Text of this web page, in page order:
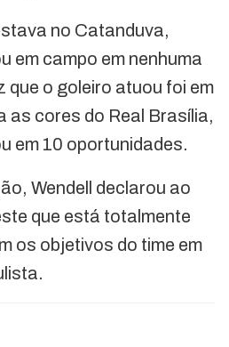
no Catanduva,
em campo em nenhuma
que o goleiro atuou foi em
as cores do Real Brasília,
em 10 oportunidades.
Wendell declarou ao
que está totalmente
os objetivos do time em